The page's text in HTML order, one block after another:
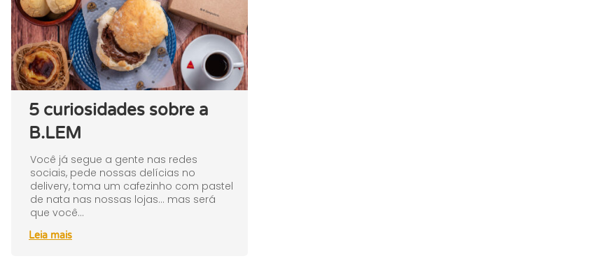
5 curiosidades sobre a
B.LEM
Você já segue a gente nas redes
sociais, pede nossas delícias no
delivery, toma um cafezinho com pastel
de nata nas nossas lojas… mas será
que você...
Leia mais